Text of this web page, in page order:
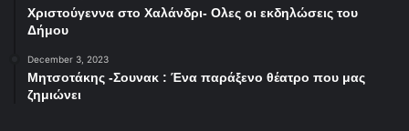
Χριστούγεννα στο Χαλάνδρι- Ολες οι εκδηλώσεις του
Δήμου
December 3, 2023
Μητσοτάκης -Σουνακ : Ένα παράξενο θέατρο που μας
ζημιώνει